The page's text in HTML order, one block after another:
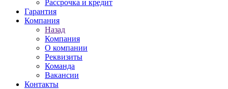
Рассрочка и кредит
Гарантия
Компания
Назад
Компания
О компании
Реквизиты
Команда
Вакансии
Контакты